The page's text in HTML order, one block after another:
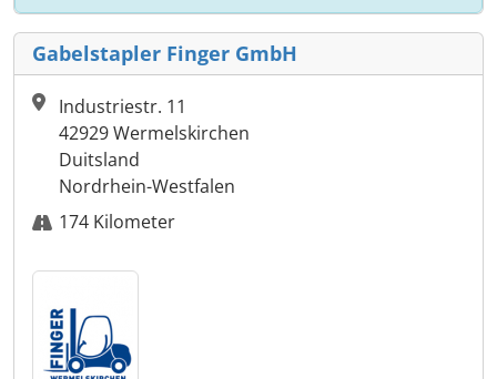
Gabelstapler Finger GmbH
Industriestr. 11
42929 Wermelskirchen
Duitsland
Nordrhein-Westfalen
174 Kilometer